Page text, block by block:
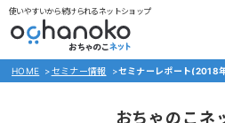
使いやすいから続けられるネットショップ
HOME >セミナー情報 >セミナーレポート(2018
おちゃのこネ